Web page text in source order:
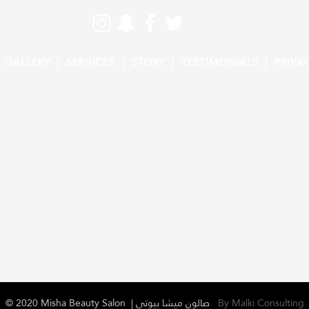
© 2020 Misha Beauty Salon | صالون ميشا بيوتي By Malki Consulting